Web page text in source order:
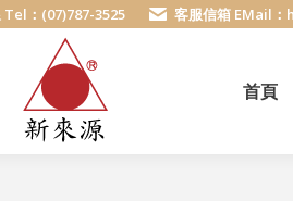
Tel：(07)787-3525 客服信箱 EMail
首頁